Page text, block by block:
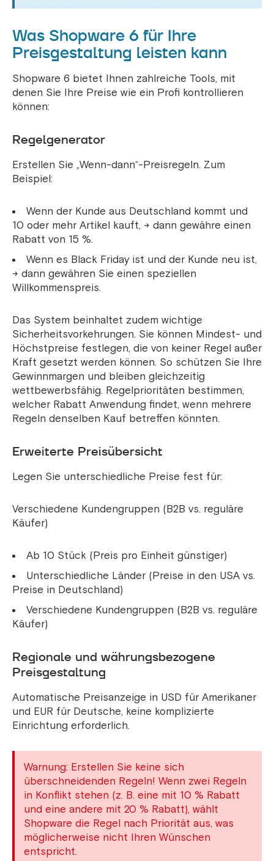
Was Shopware 6 für Ihre
Preisgestaltung leisten kann
Shopware 6 bietet Ihnen zahlreiche Tools, mit
denen Sie Ihre Preise wie ein Profi kontrollieren
können:
Regelgenerator
Erstellen Sie „Wenn-dann“-Preisregeln. Zum
Beispiel:
Wenn der Kunde aus Deutschland kommt und
10 oder mehr Artikel kauft, → dann gewähre einen
Rabatt von 15 %.
Wenn es Black Friday ist und der Kunde neu ist,
→ dann gewähren Sie einen speziellen
Willkommenspreis.
Das System beinhaltet zudem wichtige
Sicherheitsvorkehrungen. Sie können Mindest- und
Höchstpreise festlegen, die von keiner Regel außer
Kraft gesetzt werden können. So schützen Sie Ihre
Gewinnmargen und bleiben gleichzeitig
wettbewerbsfähig. Regelprioritäten bestimmen,
welcher Rabatt Anwendung findet, wenn mehrere
Regeln denselben Kauf betreffen könnten.
Erweiterte Preisübersicht
Legen Sie unterschiedliche Preise fest für:
Verschiedene Kundengruppen (B2B vs. reguläre
Käufer)
Ab 10 Stück (Preis pro Einheit günstiger)
Unterschiedliche Länder (Preise in den USA vs.
Preise in Deutschland)
Verschiedene Kundengruppen (B2B vs. reguläre
Käufer)
Regionale und währungsbezogene
Preisgestaltung
Automatische Preisanzeige in USD für Amerikaner
und EUR für Deutsche, keine komplizierte
Einrichtung erforderlich.
Warnung: Erstellen Sie keine sich
überschneidenden Regeln! Wenn zwei Regeln
in Konflikt stehen (z. B. eine mit 10 % Rabatt
und eine andere mit 20 % Rabatt), wählt
Shopware die Regel nach Priorität aus, was
möglicherweise nicht Ihren Wünschen
entspricht.